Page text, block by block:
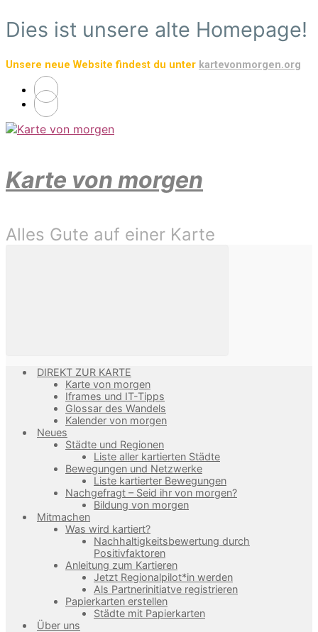
Zum
Hauptinhalt
Dies ist unsere alte Homepage!
Unsere neue Website findest du unter kartevonmorgen.org
Karte von morgen
Alles Gute auf einer Karte
DIREKT ZUR KARTE
Karte von morgen
Iframes und IT-Tipps
Glossar des Wandels
Kalender von morgen
Neues
Städte und Regionen
Liste aller kartierten Städte
Bewegungen und Netzwerke
Liste kartierter Bewegungen
Nachgefragt – Seid ihr von morgen?
Bildung von morgen
Mitmachen
Was wird kartiert?
Nachhaltigkeitsbewertung durch
Positivfaktoren
Anleitung zum Kartieren
Jetzt Regionalpilot*in werden
Als Partnerinitiatve registrieren
Papierkarten erstellen
Städte mit Papierkarten
Über uns